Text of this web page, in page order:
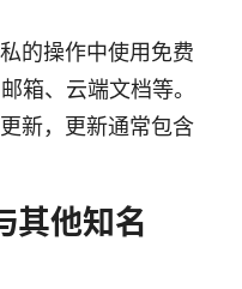
的操作中使用免费
箱、云端文档等。
新，更新通常包含
其他知名